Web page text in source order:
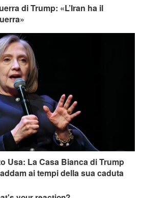
di Trump: «L’Iran ha il
Usa: La Casa Bianca di Trump
ai tempi della sua caduta